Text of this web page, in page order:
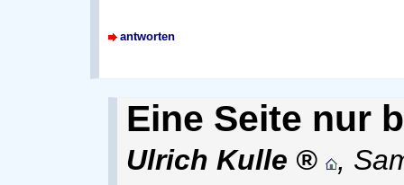
antworten
Eine Seite nur
Ulrich Kulle ,